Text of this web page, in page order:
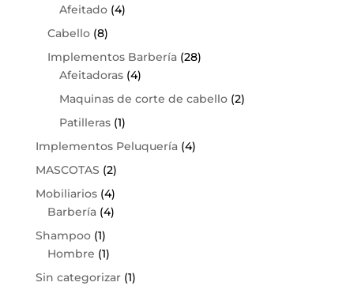
Afeitado (4)
Cabello (8)
Implementos Barbería (28)
Afeitadoras (4)
Maquinas de corte de cabello (2)
Patilleras (1)
Implementos Peluquería (4)
MASCOTAS (2)
Mobiliarios (4)
Barbería (4)
Shampoo (1)
Hombre (1)
Sin categorizar (1)